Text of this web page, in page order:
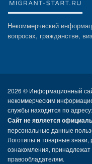
Некоммерческий
вопросах, гражданстве,
2026 © Информационный
некоммерческим
службы находится по адресу:
Сайт не является
персональные данные
Логотипы и товарные
ознакомления,
правообладателям.